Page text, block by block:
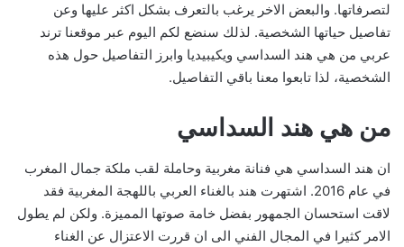
لتصرفاتها. والبعض الاخر يرغب بالتعرف بشكل اكثر عليها وعن
تفاصيل حياتها الشخصية. لذلك سنضع لكم اليوم عبر موقعنا ترند
عربي من هي هند السداسي ويكيبيديا وابرز التفاصيل حول هذه
الشخصية، لذا تابعوا معنا باقي التفاصيل.
من هي هند السداسي
ان هند السداسي هي فنانة مغربية وحاملة لقب ملكة جمال المغرب
في عام 2016. اشتهرت هند بالغناء العربي باللهجة المغربية فقد
لاقت استحسان الجمهور بفضل خامة صوتها المميزة. ولكن لم يطول
الامر كثيرا في المجال الفني الى ان قررت الاعتزال عن الغناء